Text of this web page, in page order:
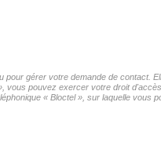
gérer votre demande de contact.
pouvez exercer votre droit
« Bloctel », sur laquelle vous